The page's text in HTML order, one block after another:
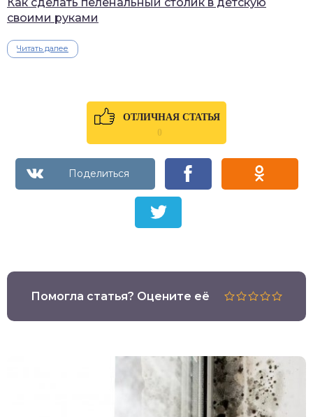
своими руками
Читать далее
ОТЛИЧНАЯ СТАТЬЯ
0
Помогла статья? Оцените её